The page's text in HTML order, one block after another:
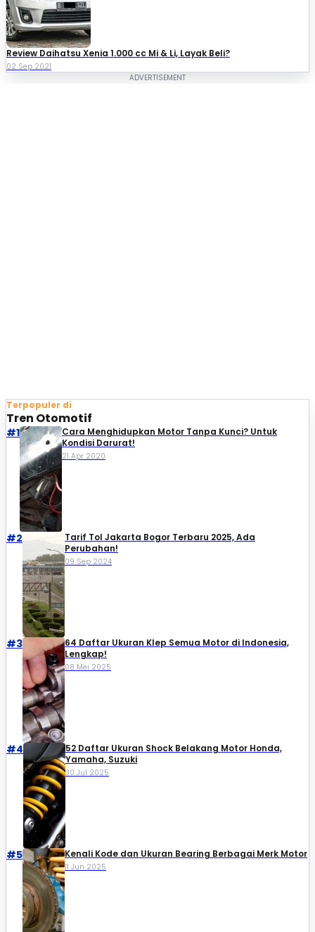
Review Daihatsu Xenia 1.000 cc Mi & Li, Layak Beli?
02 Sep 2021
Terpopuler di
Tren Otomotif
#1
Cara Menghidupkan Motor Tanpa Kunci? Untuk
Kondisi Darurat!
21 Apr 2020
#2
Tarif Tol Jakarta Bogor Terbaru 2025, Ada
Perubahan!
09 Sep 2024
#3
64 Daftar Ukuran Klep Semua Motor di Indonesia,
Lengkap!
08 Mei 2025
#4
52 Daftar Ukuran Shock Belakang Motor Honda,
Yamaha, Suzuki​
30 Jul 2025
#5 Kenali Kode dan Ukuran Bearing Berbagai Merk Motor
11 Jun 2025